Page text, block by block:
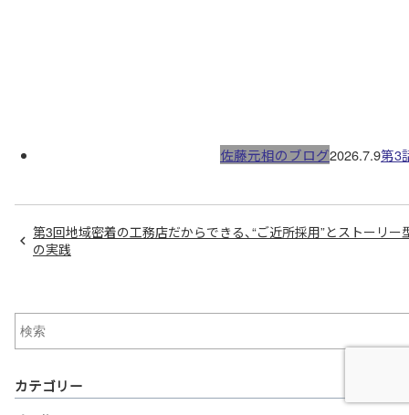
佐藤元相のブログ2026.7.9第3
第3回地域密着の工務店だからできる、“ご近所採用”とストーリー
の実践
カテゴリー